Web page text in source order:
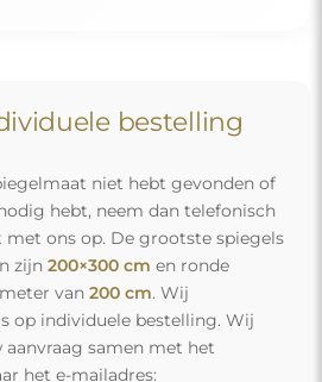
en veilig transport
te maken over het transport – wij
die u heeft besteld veilig bij u
kosteloos. Wij beschikken over
opgeleid personeel, daarom
dat de spiegel in perfecte staat
kosten. Zelfs als u een
bestelt, kunt u rekenen op